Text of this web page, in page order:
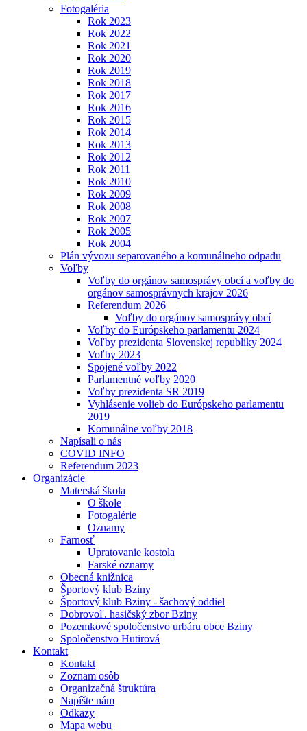
Fotogaléria
Rok 2023
Rok 2022
Rok 2021
Rok 2020
Rok 2019
Rok 2018
Rok 2017
Rok 2016
Rok 2015
Rok 2014
Rok 2013
Rok 2012
Rok 2011
Rok 2010
Rok 2009
Rok 2008
Rok 2007
Rok 2005
Rok 2004
Plán vývozu separovaného a komunálneho odpadu
Voľby
Voľby do orgánov samosprávy obcí a voľby do
orgánov samosprávnych krajov 2026
Referendum 2026
Voľby do orgánov samosprávy obcí
Voľby do Európskeho parlamentu 2024
Voľby prezidenta Slovenskej republiky 2024
Voľby 2023
Spojené voľby 2022
Parlamentné voľby 2020
Voľby prezidenta SR 2019
Vyhlásenie volieb do Európskeho parlamentu
2019
Komunálne voľby 2018
Napísali o nás
COVID INFO
Referendum 2023
Organizácie
Materská škola
O škole
Fotogalérie
Oznamy
Farnosť
Upratovanie kostola
Farské oznamy
Obecná knižnica
Športový klub Bziny
Športový klub Bziny - šachový oddiel
Dobrovoľ. hasičský zbor Bziny
Pozemkové spoločenstvo urbáru obce Bziny
Spoločenstvo Hutirová
Kontakt
Kontakt
Zoznam osôb
Organizačná štruktúra
Napíšte nám
Odkazy
Mapa webu